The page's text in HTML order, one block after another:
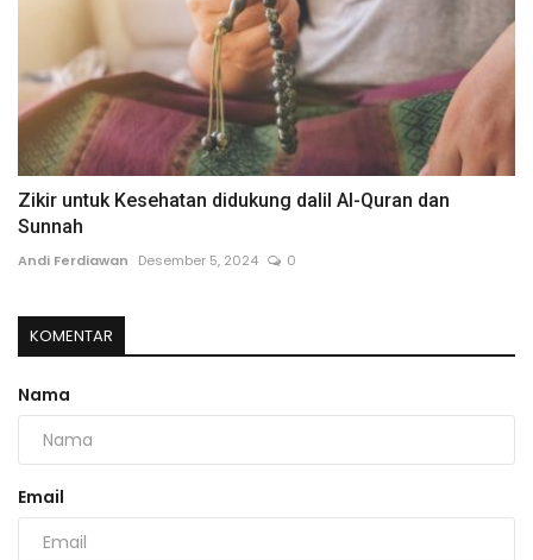
Zikir untuk Kesehatan didukung dalil Al-Quran dan
Sunnah
Andi Ferdiawan Desember 5, 2024 0
KOMENTAR
Nama
Email